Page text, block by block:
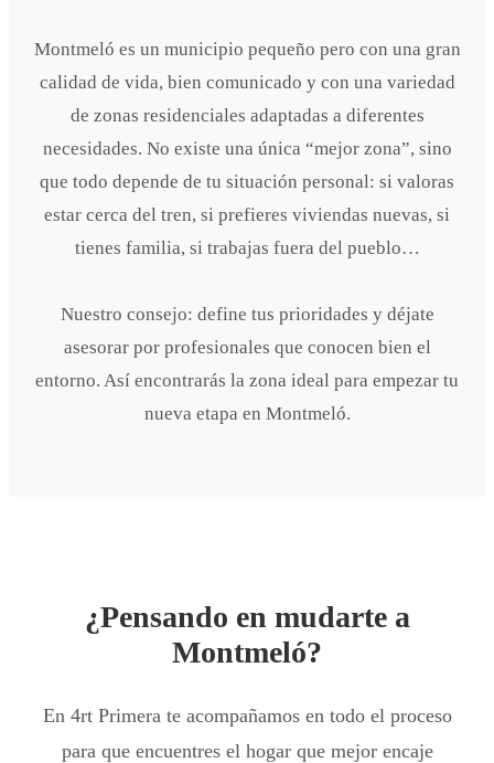
Montmeló es un municipio pequeño pero con una gran
calidad de vida, bien comunicado y con una variedad
de zonas residenciales adaptadas a diferentes
necesidades. No existe una única “mejor zona”, sino
que todo depende de tu situación personal: si valoras
estar cerca del tren, si prefieres viviendas nuevas, si
tienes familia, si trabajas fuera del pueblo…
Nuestro consejo: define tus prioridades y déjate
asesorar por profesionales que conocen bien el
entorno. Así encontrarás la zona ideal para empezar tu
nueva etapa en Montmeló.
¿Pensando en mudarte a
Montmeló?
En 4rt Primera te acompañamos en todo el proceso
para que encuentres el hogar que mejor encaje